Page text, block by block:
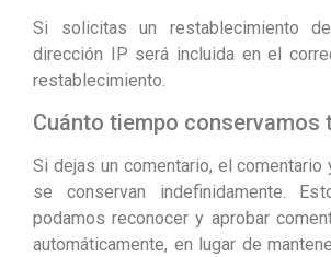
Si solicitas un restablecimiento
dirección IP será incluida en el
restablecimiento.
Cuánto tiempo conservamos
Si dejas un comentario, el
se conservan indefinidamente.
podamos reconocer y aprobar
automáticamente, en lugar de